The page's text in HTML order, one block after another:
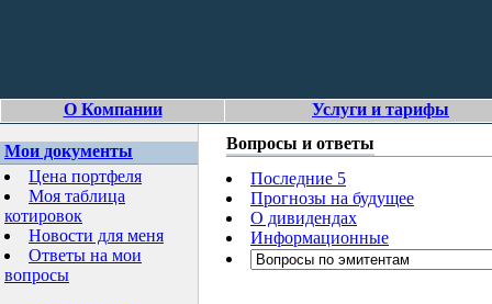
О Компании Услуги и тарифы
Мои документы
Цена портфеля
Моя таблица
котировок
Новости для меня
Ответы на мои
вопросы
Вопросы и ответы
Последние 5
Прогнозы на будущее
О дивидендах
Информационные